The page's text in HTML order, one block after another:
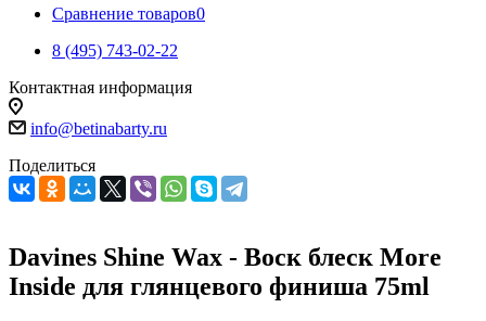
Сравнение товаров0
8 (495) 743-02-22
Контактная информация
info@betinabarty.ru
Поделиться
Davines Shine Wax - Воск блеск More
Inside для глянцевого финиша 75ml